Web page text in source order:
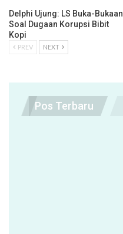
Delphi Ujung: LS Buka-Bukaan
Soal Dugaan Korupsi Bibit
Kopi
PREV NEXT
Pos Terbaru